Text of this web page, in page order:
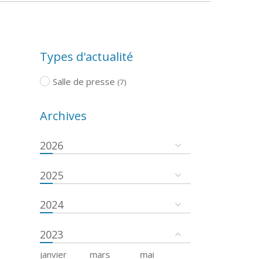
Types d'actualité
Salle de presse (7)
Archives
2026
2025
2024
2023
janvier mars
mai